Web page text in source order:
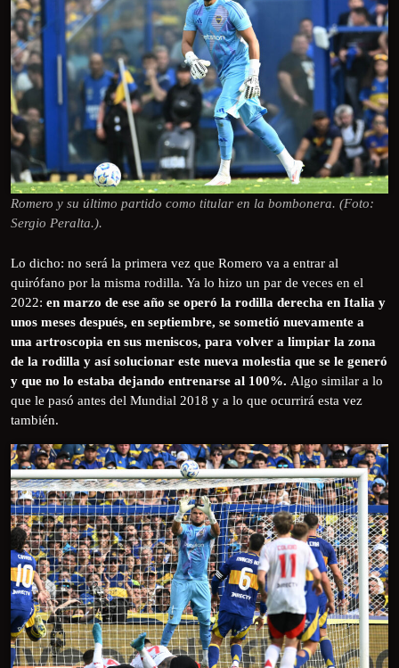
Romero y su último partido como titular en la bombonera. (Foto:
Sergio Peralta.).
Lo dicho: no será la primera vez que Romero va a entrar al
quirófano por la misma rodilla. Ya lo hizo un par de veces en el
2022: en marzo de ese año se operó la rodilla derecha en Italia y
unos meses después, en septiembre, se sometió nuevamente a
una artroscopia en sus meniscos, para volver a limpiar la zona
de la rodilla y así solucionar este nueva molestia que se le generó
y que no lo estaba dejando entrenarse al 100%. Algo similar a lo
que le pasó antes del Mundial 2018 y a lo que ocurrirá esta vez
también.